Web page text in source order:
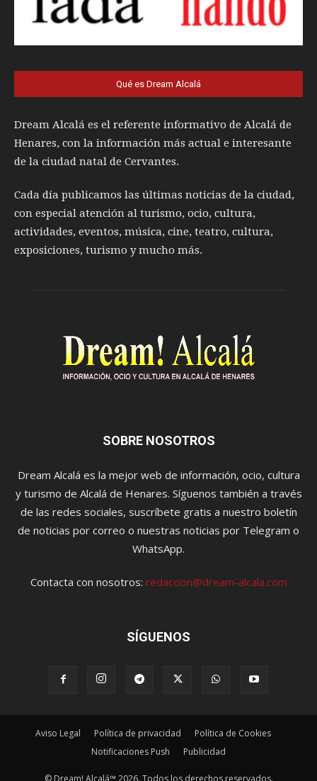
Qué es Dream Alcalá
Dream Alcalá es el referente informativo de Alcalá de
Henares, con la información más actual e interesante
de la ciudad natal de Cervantes.
Cada día publicamos las últimas noticias de la ciudad,
con especial atención al turismo, ocio, cultura,
actividades, eventos, música, cine, teatro, cultura,
exposiciones, turismo y mucho más.
SOBRE NOSOTROS
Dream Alcalá es la mejor web de información, ocio, cultura
y turismo de Alcalá de Henares. Síguenos también a través
de las redes sociales, suscríbete gratis a nuestro boletín
de noticias por correo o nuestras noticias por Telegram o
WhatsApp.
Contacta con nosotros: redaccion@dream-alcala.com
SÍGUENOS
Aviso Legal Política de privacidad
Política de Cookies
Notificaciones Push
Publicidad
© Dream! Alcalá™ 2026. Todos los derechos reservados.